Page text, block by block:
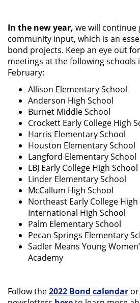
In the new year, we will continue
community input, which is an
bond projects. Keep an eye out
meetings at the following schools
February:
Allison Elementary School
Anderson High School
Burnet Middle School
Crockett Early College High
Harris Elementary School
Houston Elementary School
Langford Elementary School
LBJ Early College High School
Linder Elementary School
McCallum High School
Northeast Early College
International High School
Palm Elementary School
Pecan Springs Elementary
Sadler Means Young
Academy
Follow the2022 Bond calendar